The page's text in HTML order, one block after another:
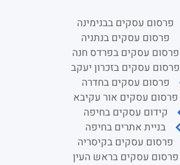
פרסום עסקים בבנימינה
פרסום עסקים בנתניה
פרסום עסקים בפרדס חנה
פרסום עסקים בזכרון יעקב
פרסום עסקים בחדרה
פרסום עסקים אור עקיבא
קידום עסקים בחיפה
בניית אתרים בחיפה
פרסום עסקים בקיסריה
פרסום עסקים בראש העין